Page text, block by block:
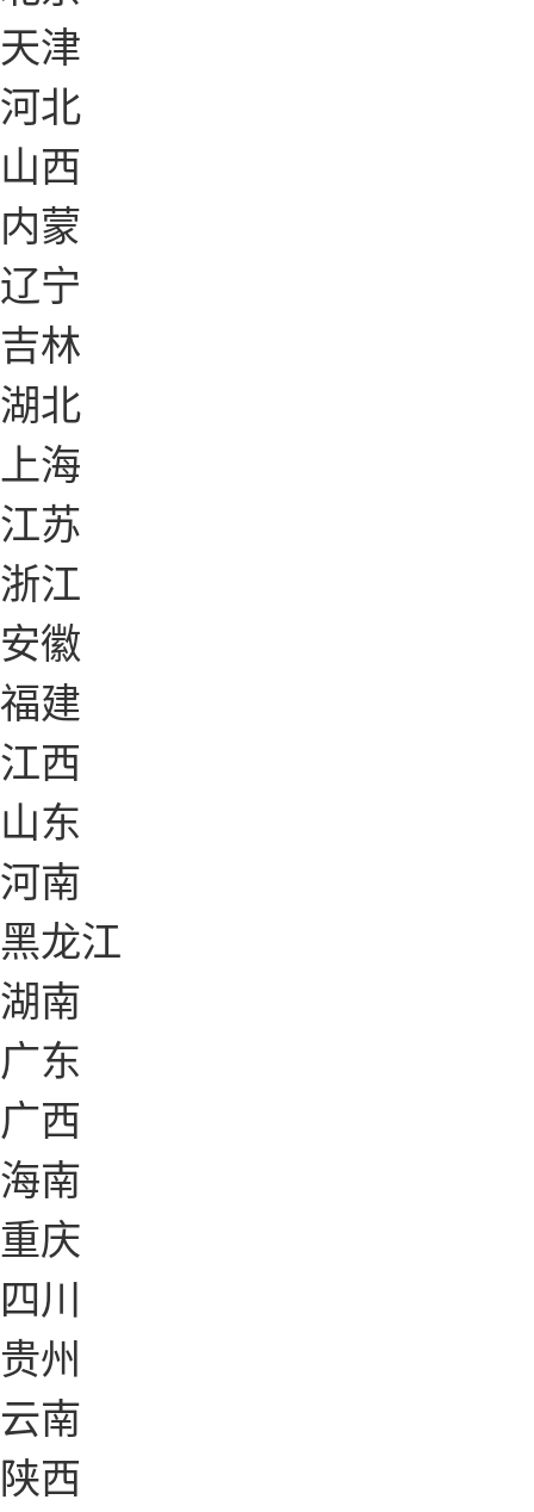
天津
河北
山西
内蒙
辽宁
吉林
湖北
上海
江苏
浙江
安徽
福建
江西
山东
河南
黑龙江
湖南
广东
广西
海南
重庆
四川
贵州
云南
陕西